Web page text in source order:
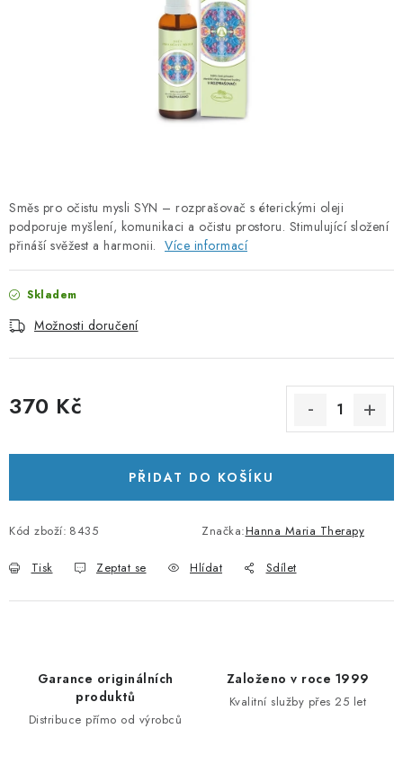
Moje objednávka
Směs pro očistu mysli SYN – rozprašovač s éterickými oleji
podporuje myšlení, komunikaci a očistu prostoru. Stimulující složení
přináší svěžest a harmonii. Více informací
Skladem
Možnosti doručení
370 Kč
PŘIDAT DO KOŠÍKU
Kód zboží: 8435 Značka:Hanna Maria Therapy
Tisk Zeptat se Hlídat Sdílet
Garance originálních
produktů
Distribuce přímo od výrobců
Založeno v roce 1999
Kvalitní služby přes 25 let